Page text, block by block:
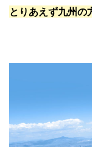
とりあえず九州の